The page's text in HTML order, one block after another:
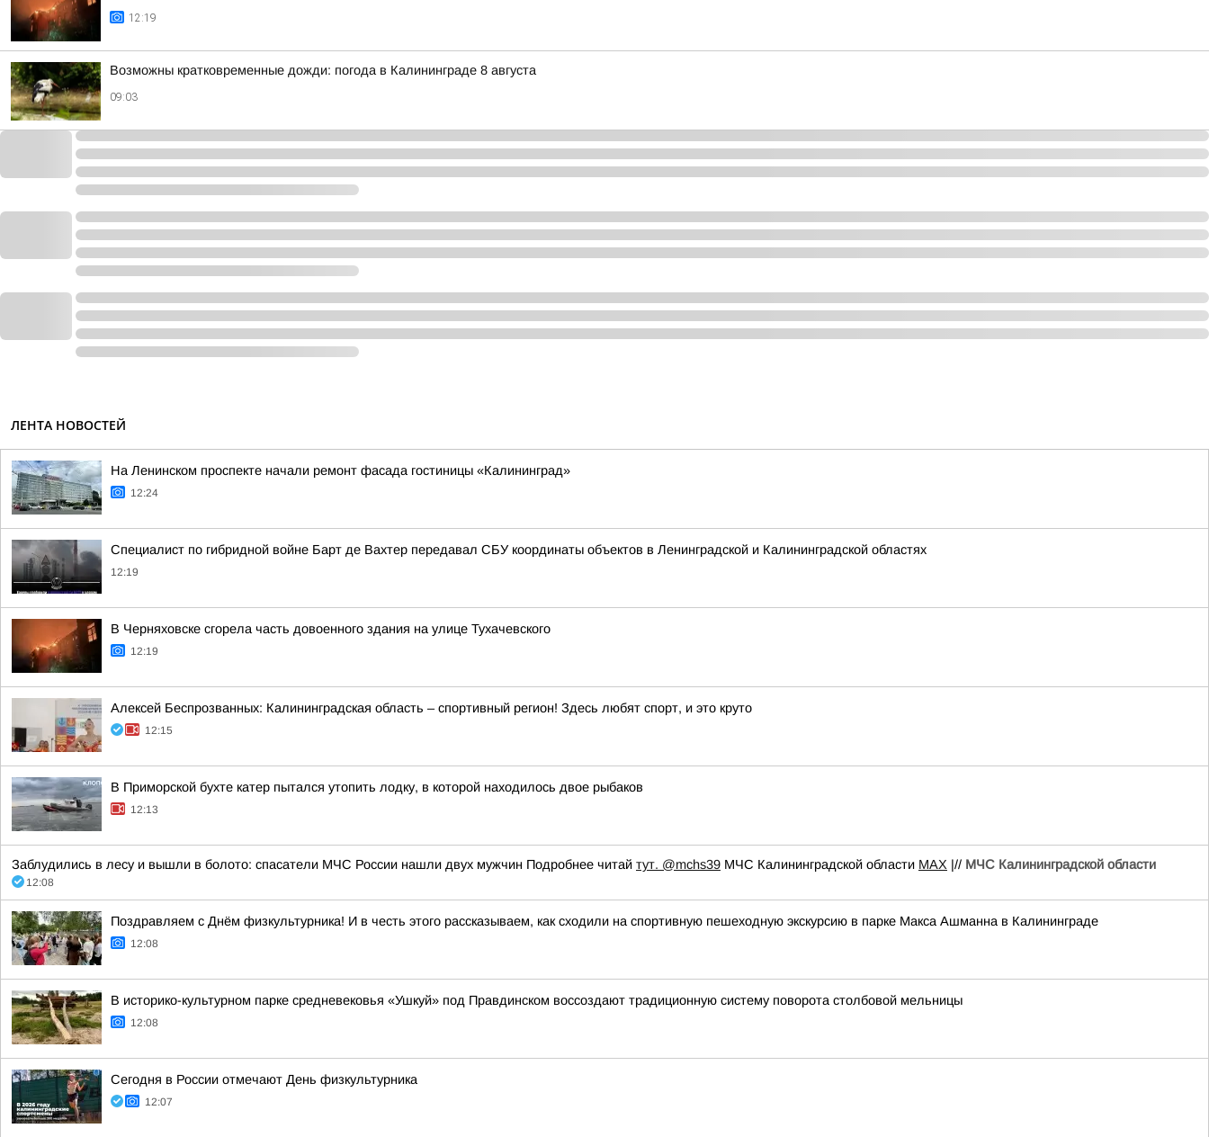
12:19
Возможны кратковременные дожди: погода в Калининграде 8 августа
09:03
ЛЕНТА НОВОСТЕЙ
На Ленинском проспекте начали ремонт фасада гостиницы «Калининград»
12:24
Специалист по гибридной войне Барт де Вахтер передавал СБУ координаты объектов в Ленинградской и Калининградской областях
12:19
В Черняховске сгорела часть довоенного здания на улице Тухачевского
12:19
Алексей Беспрозванных: Калининградская область – спортивный регион! Здесь любят спорт, и это круто
12:15
В Приморской бухте катер пытался утопить лодку, в которой находилось двое рыбаков
12:13
Заблудились в лесу и вышли в болото: спасатели МЧС России нашли двух мужчин Подробнее читай тут. @mchs39 МЧС Калининградской области MAX |// МЧС Калининградской области
12:08
Поздравляем с Днём физкультурника! И в честь этого рассказываем, как сходили на спортивную пешеходную экскурсию в парке Макса Ашманна в Калининграде
12:08
В историко-культурном парке средневековья «Ушкуй» под Правдинском воссоздают традиционную систему поворота столбовой мельницы
12:08
Сегодня в России отмечают День физкультурника
12:07